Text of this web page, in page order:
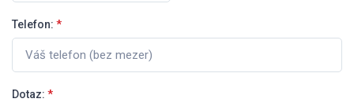
Telefon: *
Dotaz: *